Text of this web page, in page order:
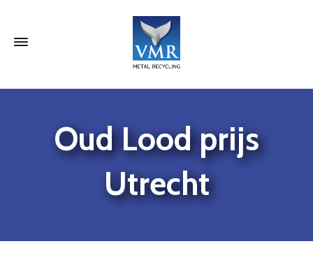
Oud Lood prijs
Utrecht